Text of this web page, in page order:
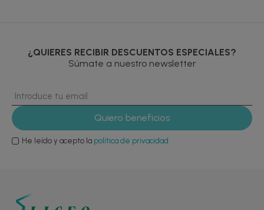
¿QUIERES RECIBIR DESCUENTOS ESPECIALES?
Súmate a nuestro newsletter
He leído y acepto la política de privacidad